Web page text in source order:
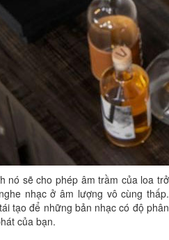
nó sẽ cho phép âm trầm của loa trở
nhạc ở âm lượng vô cùng thấp.
tạo để những bản nhạc có độ phân
của bạn.